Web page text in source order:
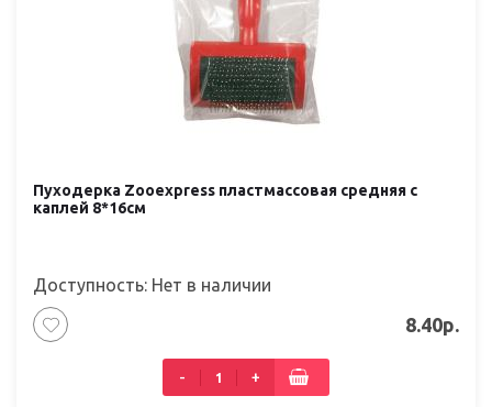
Пуходерка Zooexpress пластмассовая средняя с
каплей 8*16см
Доступность: Нет в наличии
8.40р.
- +